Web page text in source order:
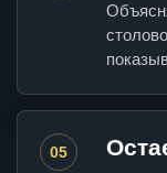
05